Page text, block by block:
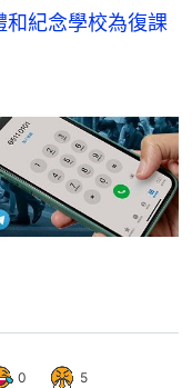
和紀念學校為復課
0 5